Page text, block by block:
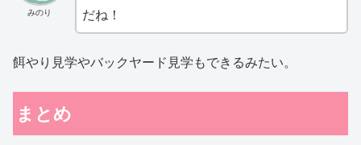
みのり
だね！
餌やり見学やバックヤード見学もできるみたい。
まとめ